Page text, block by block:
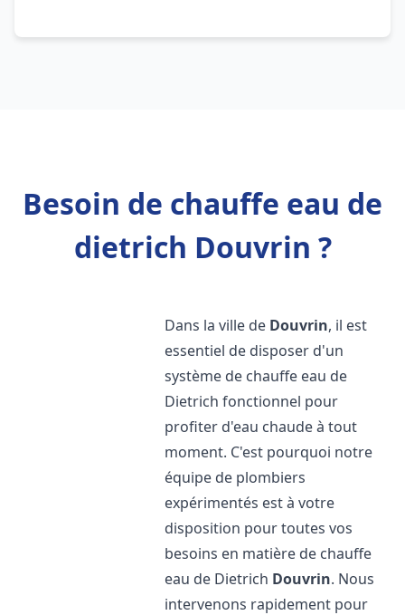
Besoin de chauffe eau de
dietrich Douvrin ?
Dans la ville de Douvrin, il est
essentiel de disposer d'un
système de chauffe eau de
Dietrich fonctionnel pour
profiter d'eau chaude à tout
moment. C'est pourquoi notre
équipe de plombiers
expérimentés est à votre
disposition pour toutes vos
besoins en matière de chauffe
eau de Dietrich Douvrin. Nous
intervenons rapidement pour